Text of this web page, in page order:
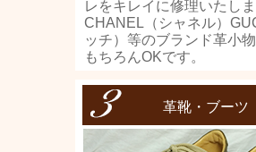
レをキレイに修理いたしま
CHANEL（シャネル）
ッチ）等のブランド革小
もちろんOKです。
革靴・ブーツ